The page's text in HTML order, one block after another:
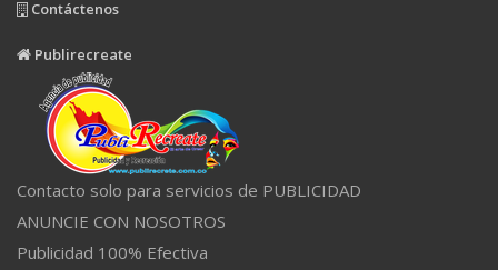
Contáctenos
Publirecreate
Contacto solo para servicios de PUBLICIDAD
ANUNCIE CON NOSOTROS
Publicidad 100% Efectiva